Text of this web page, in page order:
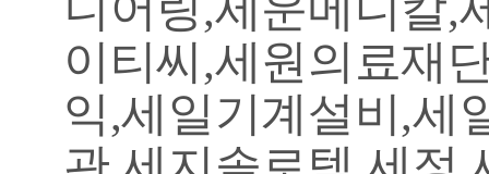
이티씨,세원의료재
익,세일기계설비,세